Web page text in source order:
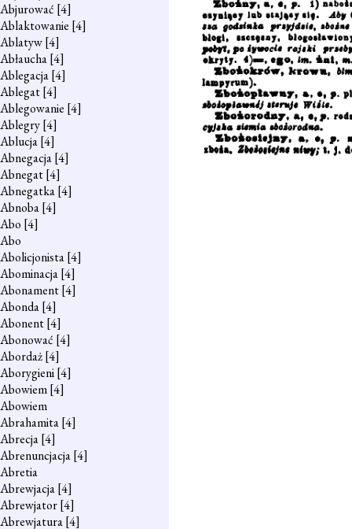
Abjurować [4]
Ablaktowanie [4]
Ablatyw[4]
Abłaucha[4]
Ablegacja[4]
Ablegat[4]
Ablegowanie [4]
Ablegry[4]
Ablucja[4]
Abnegacja[4]
Abnegat[4]
Abnegatka[4]
Abnoba[4]
Abo [4]
Abo
Abolicjonista[4]
Abominacja[4]
Abonament[4]
Abonda[4]
Abonent[4]
Abonować [4]
Abordaż[4]
Aborygieni[4]
Abowiem[4]
Abowiem
Abrahamita[4]
Abrecja[4]
Abrenuncjacja[4]
Abretia
Abrewjacja[4]
Abrewjator[4]
Abrewjatura[4]